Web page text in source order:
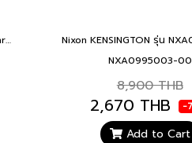
NIXON NXA083001-00 / 51-30 Chrono All Black Men's Watch 51mm. นาฬิกา นาฬิกาข้อมือ นาฬิกาข้อมือผู้ชาย
NXA0995003-00
8,900 THB
2,670 THB -
Add to Cart